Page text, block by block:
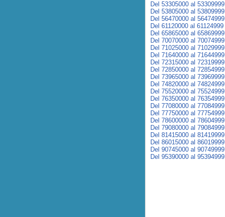
Del 53305000 al 53309999
Del 53805000 al 53809999
Del 56470000 al 56474999
Del 61120000 al 61124999
Del 65865000 al 65869999
Del 70070000 al 70074999
Del 71025000 al 71029999
Del 71640000 al 71644999
Del 72315000 al 72319999
Del 72850000 al 72854999
Del 73965000 al 73969999
Del 74820000 al 74824999
Del 75520000 al 75524999
Del 76350000 al 76354999
Del 77080000 al 77084999
Del 77750000 al 77754999
Del 78600000 al 78604999
Del 79080000 al 79084999
Del 81415000 al 81419999
Del 86015000 al 86019999
Del 90745000 al 90749999
Del 95390000 al 95394999